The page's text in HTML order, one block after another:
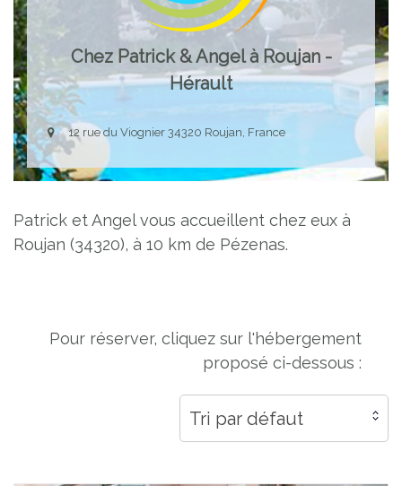
Chez Patrick & Angel à Roujan -
Hérault
12 rue du Viognier 34320 Roujan, France
Patrick et Angel vous accueillent chez eux à
Roujan (34320), à 10 km de Pézenas.
Pour réserver, cliquez sur l'hébergement
proposé ci-dessous :
Tri par défaut